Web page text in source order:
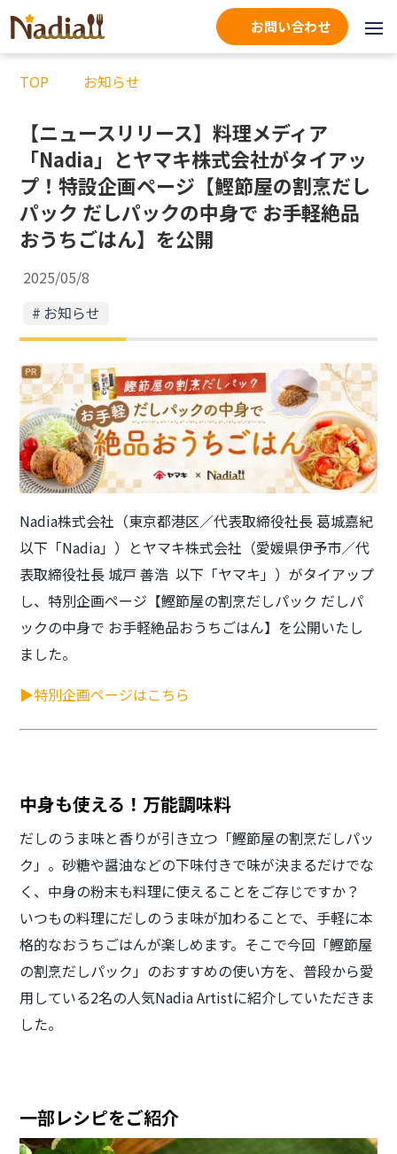
お問い合わせ
TOP お知らせ
【ニュースリリース】料理メディア
「Nadia」とヤマキ株式会社がタイアッ
プ！特設企画ページ【鰹節屋の割烹だし
パック だしパックの中身で お手軽絶品
おうちごはん】を公開
2025/05/8
お知らせ
Nadia株式会社（東京都港区／代表取締役社長 葛城嘉紀
以下「Nadia」）とヤマキ株式会社（愛媛県伊予市／代
表取締役社長 城戸 善浩 以下「ヤマキ」）がタイアップ
し、特別企画ページ【鰹節屋の割烹だしパック だしパ
ックの中身で お手軽絶品おうちごはん】を公開いたし
ました。
▶特別企画ページはこちら
中身も使える！万能調味料
だしのうま味と香りが引き立つ「鰹節屋の割烹だしパッ
ク」。砂糖や醤油などの下味付きで味が決まるだけでな
く、中身の粉末も料理に使えることをご存じですか？
いつもの料理にだしのうま味が加わることで、手軽に本
格的なおうちごはんが楽しめます。そこで今回「鰹節屋
の割烹だしパック」のおすすめの使い方を、普段から愛
用している2名の人気Nadia Artistに紹介していただきま
した。
一部レシピをご紹介